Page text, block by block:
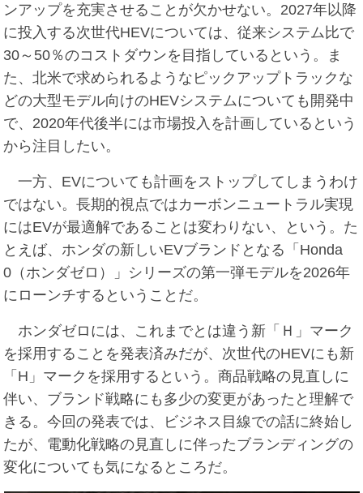
ンアップを充実させることが欠かせない。2027年以降
に投入する次世代HEVについては、従来システム比で
30～50％のコストダウンを目指しているという。ま
た、北米で求められるようなピックアップトラックな
どの大型モデル向けのHEVシステムについても開発中
で、2020年代後半には市場投入を計画しているという
から注目したい。
一方、EVについても計画をストップしてしまうわけ
ではない。長期的視点ではカーボンニュートラル実現
にはEVが最適解であることは変わりない、という。た
とえば、ホンダの新しいEVブランドとなる「Honda
0（ホンダゼロ）」シリーズの第一弾モデルを2026年
にローンチするということだ。
ホンダゼロには、これまでとは違う新「Ｈ」マーク
を採用することを発表済みだが、次世代のHEVにも新
「H」マークを採用するという。商品戦略の見直しに
伴い、ブランド戦略にも多少の変更があったと理解で
きる。今回の発表では、ビジネス目線での話に終始し
たが、電動化戦略の見直しに伴ったブランディングの
変化についても気になるところだ。